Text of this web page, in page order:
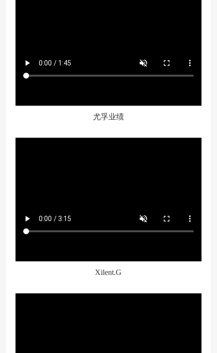
尤孚业绩
Xilent.G